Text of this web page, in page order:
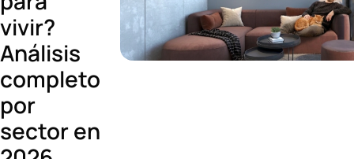
vivir?
Análisis
completo
por
sector en